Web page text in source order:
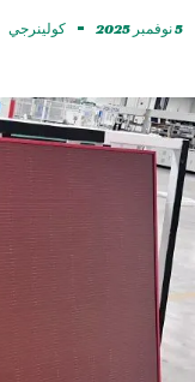
5 نوفمبر 2025 كولينرجي